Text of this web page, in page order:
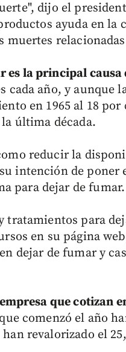
dijo el
ayuda en la
muertes
es la principal
cada año, y aunque
en 1965 al 18
última década.
reducir la
intención de poner
para dejar de fumar.
para
en su página
dejar de fumar y
que cotizan
comenzó el año
revalorizado el